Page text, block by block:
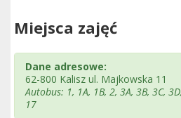
Miejsca zajęć
Dane adresowe:
62-800 Kalisz ul. Majkowska 11
Autobus: 1, 1A, 1B, 2, 3A, 3B, 3C,
17